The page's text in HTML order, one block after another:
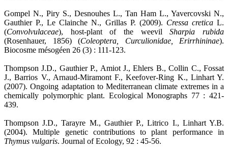
Gompel N., Piry S., Desnouhes L., Tan Ham L., Yavercovski N.,
Gauthier P., Le Clainche N., Grillas P. (2009). Cressa creticaL.
(Convolvulaceae), host-plant of the weevilSharpia rubida
(Rosenhauer, 1856) (Coleoptera, Curculionidae, Erirrhininae).
Biocosme mésogéen 26 (3) : 111-123.
Thompson J.D., Gauthier P., Amiot J., Ehlers B., Collin C., Fossat
J., Barrios V., Arnaud-Miramont F., Keefover-Ring K., Linhart Y.
(2007). Ongoing adaptation to Mediterranean climate extremes in a
chemically polymorphic plant. Ecological Monographs 77 : 421-
439.
Thompson J.D., Tarayre M., Gauthier P., Litrico I., Linhart Y.B.
(2004). Multiple genetic contributions to plant performance in
Thymus vulgaris. Journal of Ecology, 92 : 45-56.